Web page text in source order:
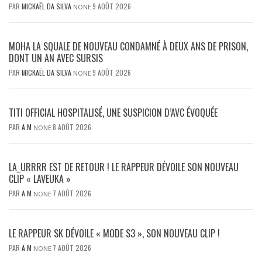
PAR MICKAËL DA SILVA NONE9 AOÛT 2026
MOHA LA SQUALE DE NOUVEAU CONDAMNÉ À DEUX ANS DE PRISON,
DONT UN AN AVEC SURSIS
PAR MICKAËL DA SILVA NONE9 AOÛT 2026
TITI OFFICIAL HOSPITALISÉ, UNE SUSPICION D’AVC ÉVOQUÉE
PAR A M NONE8 AOÛT 2026
LA_URRRR EST DE RETOUR ! LE RAPPEUR DÉVOILE SON NOUVEAU
CLIP « LAVEUKA »
PAR A M NONE 7 AOÛT 2026
LE RAPPEUR SK DÉVOILE « MODE S3 », SON NOUVEAU CLIP !
PAR A M NONE 7 AOÛT 2026